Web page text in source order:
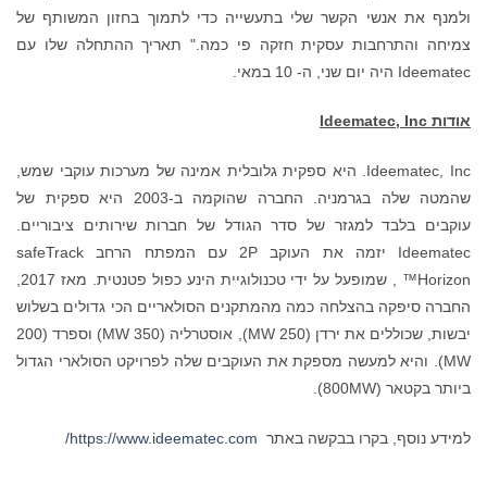
ולמנף את אנשי הקשר שלי בתעשייה כדי לתמוך בחזון המשותף של
צמיחה והתרחבות עסקית חזקה פי כמה." תאריך ההתחלה שלו עם
Ideematec היה יום שני, ה- 10 במאי.
אודות Ideematec, Inc
Ideematec, Inc. היא ספקית גלובלית אמינה של מערכות עוקבי שמש,
שהמטה שלה בגרמניה. החברה שהוקמה ב-2003 היא ספקית של
עוקבים בלבד למגזר של סדר הגודל של חברות שירותים ציבוריים.
Ideematec יזמה את העוקב 2P עם המפתח הרחב safeTrack
החברה סיפקה בהצלחה כמה מהמתקנים הסולאריים הכי גדולים בשלוש
יבשות, שכוללים את ירדן (250 MW), אוסטרליה (350 MW) וספרד (200
MW). והיא למעשה מספקת את העוקבים שלה לפרויקט הסולארי הגדול
ביותר בקטאר (800MW).
למידע נוסף, בקרו בבקשה באתר https://www.ideematec.com/